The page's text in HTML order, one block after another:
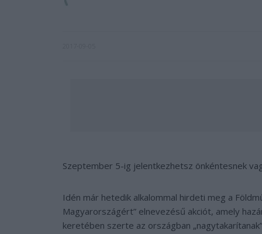
Szeptember 5-ig jelentkezhetsz önkéntesnek
Idén már hetedik alkalommal hirdeti meg a
Magyarországért” elnevezésű akciót, amely
keretében szerte az országban